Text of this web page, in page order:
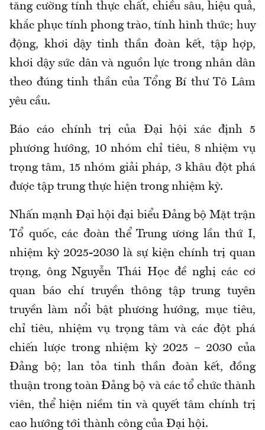
tăng cường tính thực chất, chiều sâu, hiệu quả,
khắc phục tính phong trào, tính hình thức; huy
động, khơi dậy tinh thần đoàn kết, tập hợp,
khơi dậy sức dân và nguồn lực trong nhân dân
theo đúng tinh thần của Tổng Bí thư Tô Lâm
yêu cầu.
Báo cáo chính trị của Đại hội xác định 5
phương hướng, 10 nhóm chỉ tiêu, 8 nhiệm vụ
trọng tâm, 15 nhóm giải pháp, 3 khâu đột phá
được tập trung thực hiện trong nhiệm kỳ.
Nhấn mạnh Đại hội đại biểu Đảng bộ Mặt trận
Tổ quốc, các đoàn thể Trung ương lần thứ I,
nhiệm kỳ 2025-2030 là sự kiện chính trị quan
trọng, ông Nguyễn Thái Học đề nghị các cơ
quan báo chí truyền thông tập trung tuyên
truyền làm nổi bật phương hướng, mục tiêu,
chỉ tiêu, nhiệm vụ trọng tâm và các đột phá
chiến lược trong nhiệm kỳ 2025 – 2030 của
Đảng bộ; lan tỏa tinh thần đoàn kết, đồng
thuận trong toàn Đảng bộ và các tổ chức thành
viên, thể hiện niềm tin và quyết tâm chính trị
cao hướng tới thành công của Đại hội.